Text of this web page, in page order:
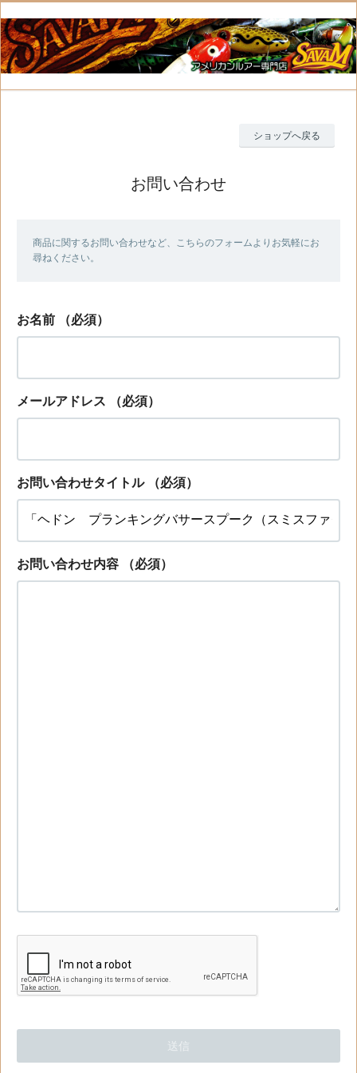
ショップへ戻る
お問い合わせ
商品に関するお問い合わせなど、こちらのフォームよりお気軽にお
尋ねください。
お名前 （必須）
メールアドレス （必須）
お問い合わせタイトル （必須）
お問い合わせ内容 （必須）